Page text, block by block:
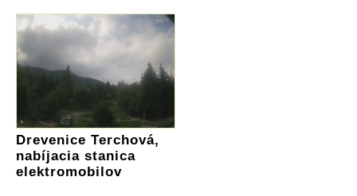
Drevenice Terchová,
nabíjacia stanica
elektromobilov